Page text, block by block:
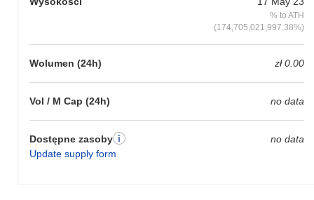
% to ATH
(174,705,021,997.38%)
Wolumen (24h) zł 0.00
Vol / M Cap (24h) no data
Dostępne zasoby
Update supply form
no data